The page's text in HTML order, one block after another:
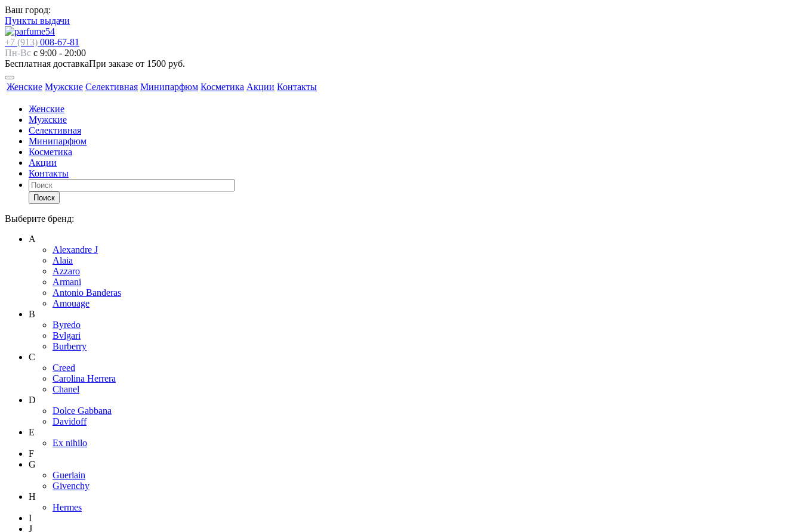
Ваш город:
Пункты выдачи
+7 (913) 008-67-81
Пн-Вс с 9:00 - 20:00
Бесплатная доставкаПри заказе от 1500 руб.
Женские Мужские Селективная Минипарфюм Косметика Акции Контакты
Женские
Мужские
Селективная
Минипарфюм
Косметика
Акции
Контакты
Поиск
Выберите бренд:
А
Alexandre J
Alaia
Azzaro
Armani
Antonio Banderas
Amouage
B
Byredo
Bvlgari
Burberry
C
Creed
Carolina Herrera
Chanel
D
Dolce Gabbana
Davidoff
E
Ex nihilo
F
G
Guerlain
Givenchy
H
Hermes
I
J